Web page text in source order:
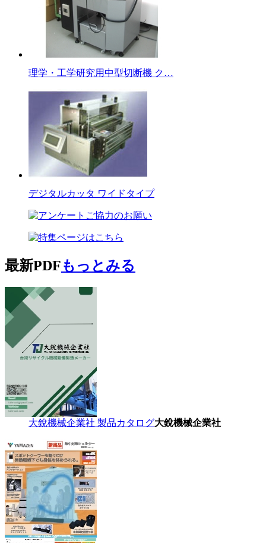
理学・工学研究用中型切断機 ク…
デジタルカッタ ワイドタイプ
最新PDFもっとみる
大銳機械企業社 製品カタログ大銳機械企業社